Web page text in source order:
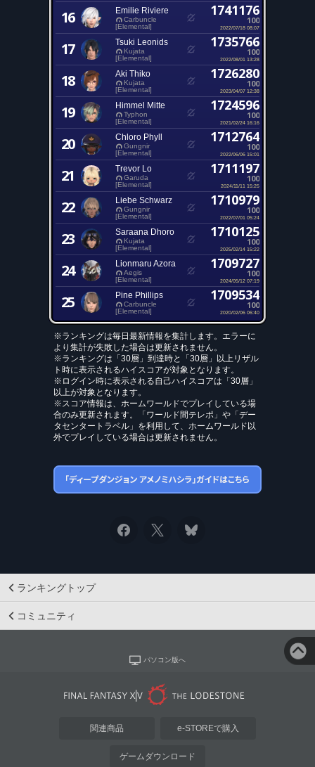
16 Emilie Riviere
Carbuncle
[Elemental]
1741176
100
2022/07/18 08:07
17 Tsuki Leonids
Kujata
[Elemental]
1735766
100
2022/08/01 13:28
18 Aki Thiko
Kujata
[Elemental]
1726280
100
2023/04/07 12:38
19 Himmel Mitte
Typhon
[Elemental]
1724596
100
2021/02/24 16:16
20 Chloro Phyll
Gungnir
[Elemental]
1712764
100
2022/06/06 15:01
21 Trevor Lo
Garuda
[Elemental]
1711197
100
2024/11/11 15:25
22 Liebe Schwarz
Gungnir
[Elemental]
1710979
100
2022/07/01 05:24
23 Saraana Dhoro
Kujata
[Elemental]
1710125
100
2025/02/14 15:22
24 Lionmaru Azora
Aegis
[Elemental]
1709727
100
2024/05/12 07:19
25 Pine Phillips
Carbuncle
[Elemental]
1709534
100
2020/02/06 06:40
※ランキングは毎日最新情報を集計します。エラーに
より集計が失敗した場合は更新されません。
※ランキングは「30層」到達時と「30層」以上リザル
ト時に表示されるハイスコアが対象となります。
※ログイン時に表示される自己ハイスコアは「30層」
以上が対象となります。
※スコア情報は、ホームワールドでプレイしている場
合のみ更新されます。「ワールド間テレポ」や「デー
タセンタートラベル」を利用して、ホームワールド以
外でプレイしている場合は更新されません。
ランキングトップ
コミュニティ
パソコン版へ
関連商品 e-STOREで購入
ゲームダウンロード